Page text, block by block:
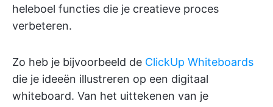
heleboel functies die je creatieve proces
verbeteren.
Zo heb je bijvoorbeeld de ClickUp Whiteboards
die je ideeën illustreren op een digitaal
whiteboard. Van het uittekenen van je